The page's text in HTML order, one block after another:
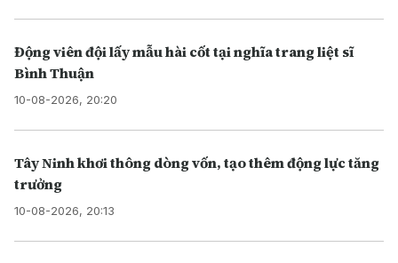
Động viên đội lấy mẫu hài cốt tại nghĩa trang liệt sĩ
Bình Thuận
10-08-2026, 20:20
Tây Ninh khơi thông dòng vốn, tạo thêm động lực tăng
trưởng
10-08-2026, 20:13